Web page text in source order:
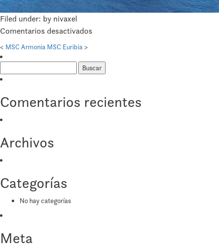
Filed under: by nivaxel
Comentarios desactivados
< MSC Armonia MSC Euribia >
Comentarios recientes
Archivos
Categorías
No hay categorías
Meta